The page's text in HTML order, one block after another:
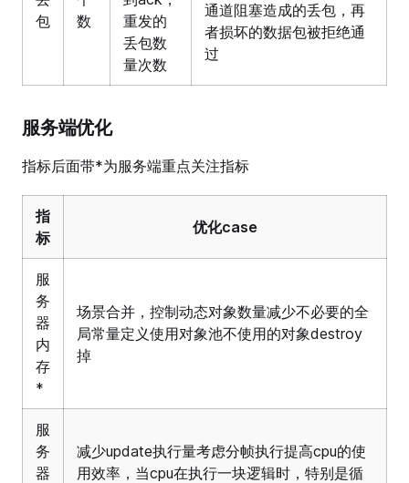
包
数
重发的
丢包数
量次数
通道阻塞造成的丢包，再
者损坏的数据包被拒绝通
过
服务端优化
指标后面带*为服务端重点关注指标
指
标
优化case
服
务
器
内
存
*
场景合并，控制动态对象数量减少不必要的全
局常量定义使用对象池不使用的对象destroy
掉
服
务
器
减少update执行量考虑分帧执行提高cpu的使
用效率，当cpu在执行一块逻辑时，特别是循